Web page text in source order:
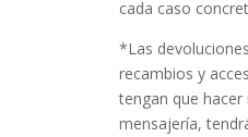
cada caso
*Las
recambios y
tengan que hacer
mensajería,